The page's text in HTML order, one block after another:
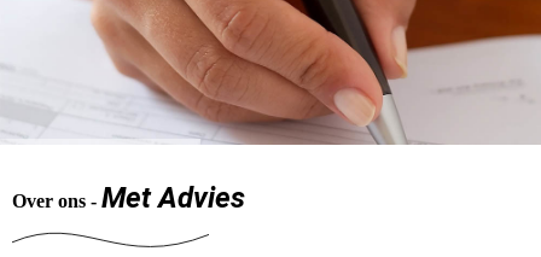
Over ons - Met Advies